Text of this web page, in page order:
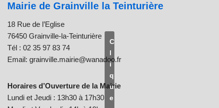
Mairie de Grainville la Teinturière
18 Rue de l’Eglise
76450 Grainville-la-Teinturière
Tél : 02 35 97 83 74
Email: grainville.mairie@wanadoo.fr
Horaires d’Ouverture de la Mairie
Lundi et Jeudi : 13h30 à 17h30
C
l
i
q
u
e